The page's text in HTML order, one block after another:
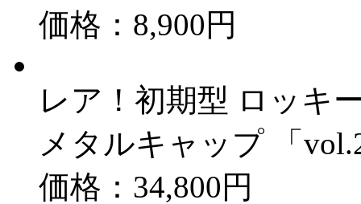
価格：8,900円
レア！初期型 ロッキ
メタルキャップ 「
価格：34,800円